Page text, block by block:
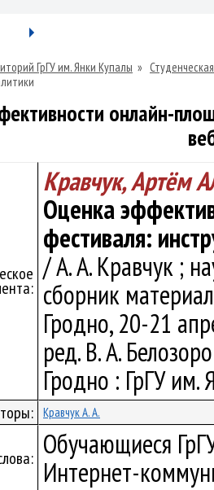
ГрГУ им. Янки Купалы »
онлайн-
Кравчук, Артём
Оценка
фестиваля:
/ А. А. Кравчук ;
сборник
Гродно, 20-21
ред. В. А.
Гродно : ГрГУ
Кравчук А. А.
Обучающиеся
Интернет-